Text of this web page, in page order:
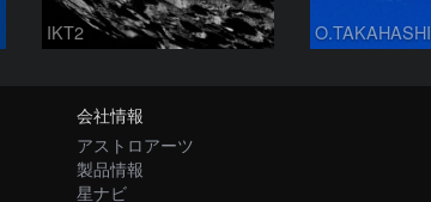
IKT2 O.TAKAHASHI
会社情報
アストロアーツ
製品情報
星ナビ